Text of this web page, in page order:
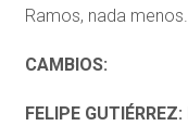
Ramos, nada menos.
CAMBIOS:
FELIPE GUTIÉRREZ: